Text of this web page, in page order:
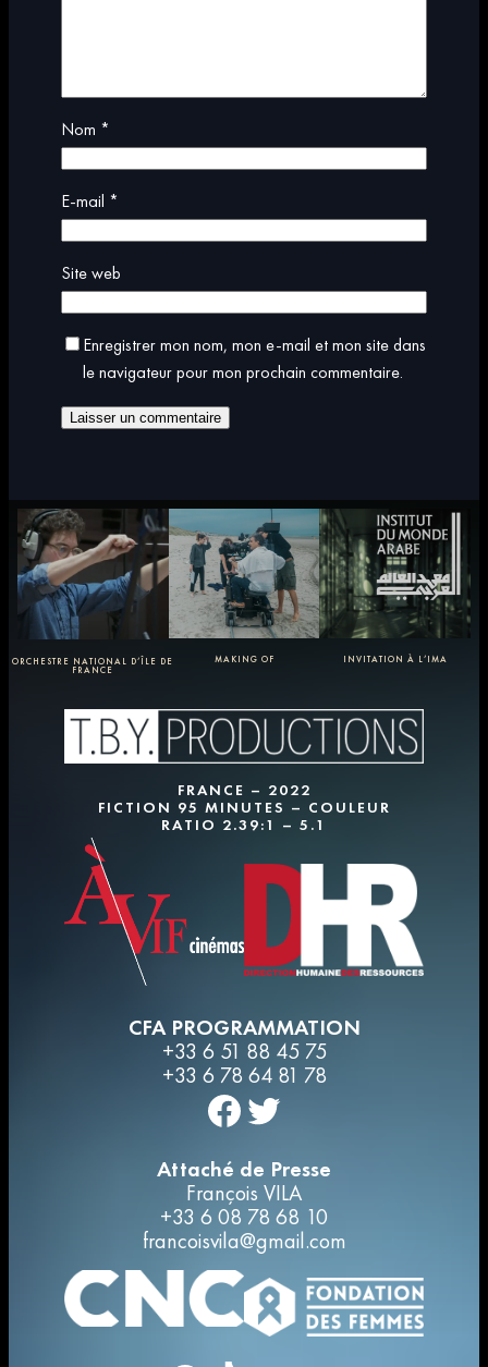
Nom *
E-mail *
Site web
Enregistrer mon nom, mon e-mail et mon site dans
le navigateur pour mon prochain commentaire.
ORCHESTRE NATIONAL D’ÎLE DE
FRANCE
MAKING OF INVITATION À L’IMA
FRANCE – 2022
FICTION 95 MINUTES – COULEUR
RATIO 2.39:1 – 5.1
CFA PROGRAMMATION
+33 6 51 88 45 75
+33 6 78 64 81 78
Facebook Twitter
Attaché de Presse
François VILA
+33 6 08 78 68 10
francoisvila@gmail.com